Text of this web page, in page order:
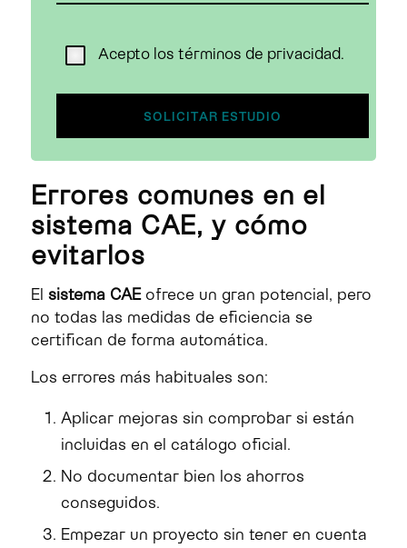
Acepto los términos de privacidad.
Errores comunes en el
sistema CAE, y cómo
evitarlos
El sistema CAEofrece un gran potencial, pero
no todas las medidas de eficiencia se
certifican de forma automática.
Los errores más habituales son:
Aplicar mejoras sin comprobar si están
incluidas en el catálogo oficial.
No documentar bien los ahorros
conseguidos.
Empezar un proyecto sin tener en cuenta